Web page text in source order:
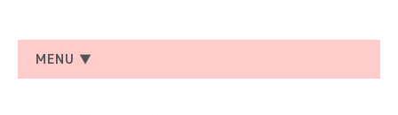
MENU ▼